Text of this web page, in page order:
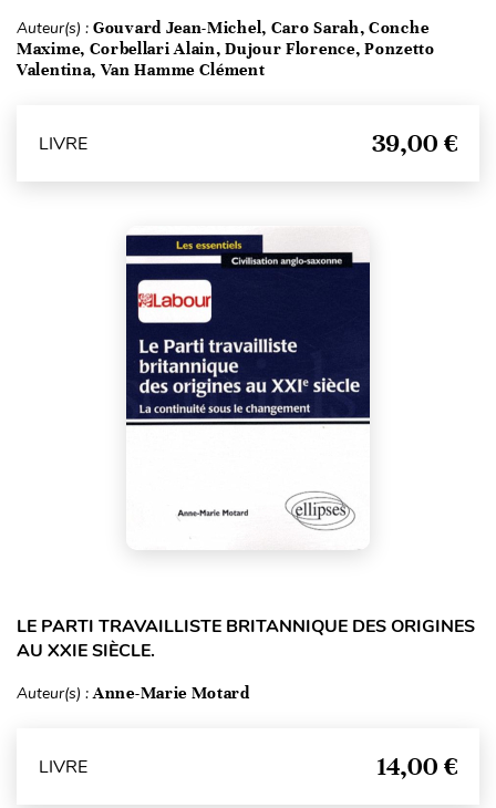
Auteur(s) : Gouvard Jean-Michel, Caro Sarah, Conche
Maxime, Corbellari Alain, Dujour Florence, Ponzetto
Valentina, Van Hamme Clément
LIVRE 39,00 €
LE PARTI TRAVAILLISTE BRITANNIQUE DES ORIGINES
AU XXIE SIÈCLE.
Auteur(s) :Anne-Marie Motard
LIVRE 14,00 €